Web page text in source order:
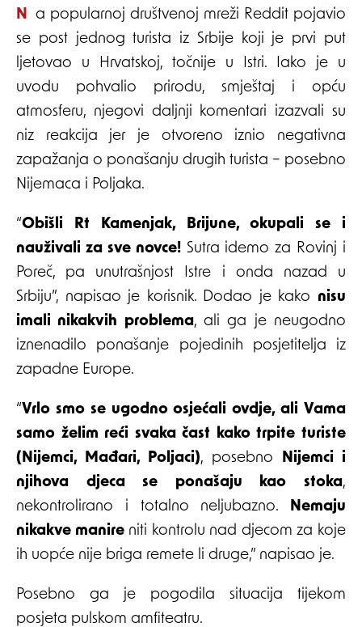
Na popularnoj društvenoj mreži Reddit pojavio
se post jednog turista iz Srbije koji je prvi put
ljetovao u Hrvatskoj, točnije u Istri. Iako je u
uvodu pohvalio prirodu, smještaj i opću
atmosferu, njegovi daljnji komentari izazvali su
niz reakcija jer je otvoreno iznio negativna
zapažanja o ponašanju drugih turista – posebno
Nijemaca i Poljaka.
“Obišli Rt Kamenjak, Brijune, okupali se i
nauživali za sve novce!Sutra idemo za Rovinj i
Poreč, pa unutrašnjost Istre i onda nazad u
Srbiju”, napisao je korisnik. Dodao je kako nisu
imali nikakvih problema, ali ga je neugodno
iznenadilo ponašanje pojedinih posjetitelja iz
zapadne Europe.
“Vrlo smo se ugodno osjećali ovdje, ali Vama
samo želim reći svaka čast kako trpite turiste
(Nijemci, Mađari, Poljaci), posebno Nijemci i
njihova djeca se ponašaju kao stoka,
nekontrolirano i totalno neljubazno. Nemaju
nikakve manireniti kontrolu nad djecom za koje
ih uopće nije briga remete li druge,” napisao je.
Posebno ga je pogodila situacija tijekom
posjeta pulskom amfiteatru.